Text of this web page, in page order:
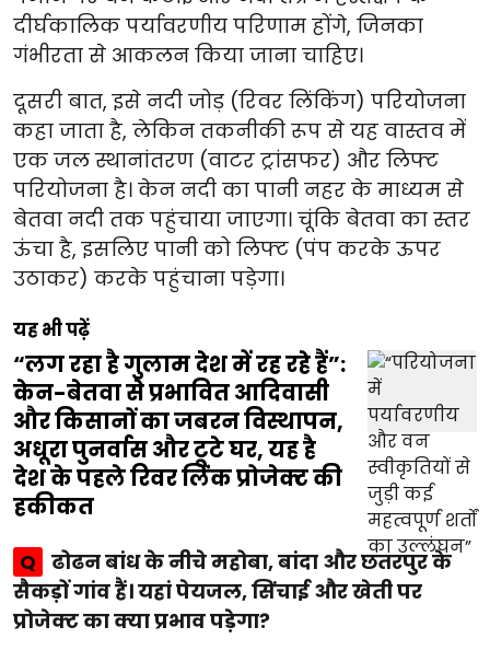
दीर्घकालिक पर्यावरणीय परिणाम होंगे, जिनका
गंभीरता से आकलन किया जाना चाहिए।
दूसरी बात, इसे नदी जोड़ (रिवर लिंकिंग) परियोजना
कहा जाता है, लेकिन तकनीकी रूप से यह वास्तव में
एक जल स्थानांतरण (वाटर ट्रांसफर) और लिफ्ट
परियोजना है। केन नदी का पानी नहर के माध्यम से
बेतवा नदी तक पहुंचाया जाएगा। चूंकि बेतवा का स्तर
ऊंचा है, इसलिए पानी को लिफ्ट (पंप करके ऊपर
उठाकर) करके पहुंचाना पड़ेगा।
यह भी पढ़ें
“लग रहा है गुलाम देश में रह रहे हैं”:
केन-बेतवा से प्रभावित आदिवासी
और किसानों का जबरन विस्थापन,
अधूरा पुनर्वास और टूटे घर, यह है
देश के पहले रिवर लिंक प्रोजेक्ट की
हकीकत
Q ढोढन बांध के नीचे महोबा, बांदा और छतरपुर के
सैकड़ों गांव हैं। यहां पेयजल, सिंचाई और खेती पर
प्रोजेक्ट का क्या प्रभाव पड़ेगा?